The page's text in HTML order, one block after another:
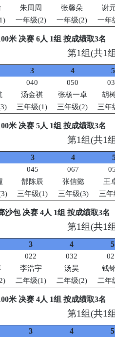
朱周周 张馨朵
谢
一年级(2) 一年级(2) 一年
米 决赛 6人 1组 按成绩取3名
第1组(共1
3 4 5
040 050
汤金祺 张杨一卓
胡
三年级(1) 三年级(2) 三年
米 决赛 5人 1组 按成绩取3名
第1组(共1
3 4
045 067
郜陈辰 张信懿
王
三年级(1) 三年级(3) 三
沙包 决赛 4人 1组 按成绩取3名
第1组(共1
3 4 5
022 032
李浩宇 汤昊
钱
二年级(1) 二年级(2) 二年
米 决赛 4人 1组 按成绩取3名
第1组(共1
3 4 5